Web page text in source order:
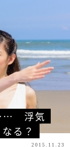
　浮気
る？
2015.11.23